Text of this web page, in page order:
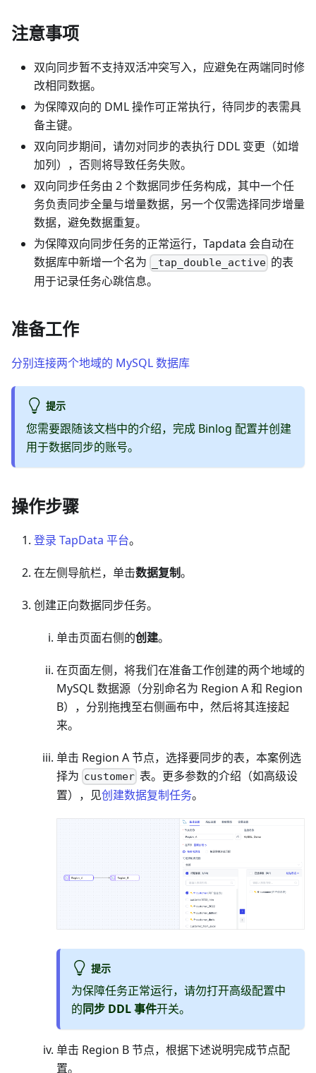
注意事项
双向同步暂不支持双活冲突写入，应避免在两端同时修
改相同数据。
为保障双向的 DML 操作可正常执行，待同步的表需具
备主键。
双向同步期间，请勿对同步的表执行 DDL 变更（如增
加列），否则将导致任务失败。
双向同步任务由 2 个数据同步任务构成，其中一个任
务负责同步全量与增量数据，另一个仅需选择同步增量
数据，避免数据重复。
为保障双向同步任务的正常运行，Tapdata 会自动在
数据库中新增一个名为
_tap_double_active 的表
用于记录任务心跳信息。
准备工作
分别连接两个地域的 MySQL 数据库
提示
您需要跟随该文档中的介绍，完成 Binlog 配置并创建
用于数据同步的账号。
操作步骤
登录 TapData 平台。
在左侧导航栏，单击数据复制。
创建正向数据同步任务。
单击页面右侧的创建。
在页面左侧，将我们在准备工作创建的两个地域的
MySQL 数据源（分别命名为 Region A 和 Region
B），分别拖拽至右侧画布中，然后将其连接起
来。
单击 Region A 节点，选择要同步的表，本案例选
择为 customer 表。更多参数的介绍（如高级设
置），见创建数据复制任务。
提示
为保障任务正常运行，请勿打开高级配置中
的同步 DDL 事件开关。
单击 Region B 节点，根据下述说明完成节点配
置。